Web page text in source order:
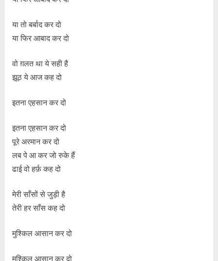
या तो बर्बाद कर दो
या फिर आबाद कर दो
वो ग़लत था ये सही है
झूठ ये आज कह दो
इतना एहसान कर दो
इतना एहसान कर दो
पूरे अरमान कर दो
लब पे आ कर जो रुके हैं
ढाई वो हर्फ़ कह दो
मेरी साँसों से जुड़ी है
तेरी हर साँस कह दो
मुश्किल आसान कर दो
मुश्किल आसान कर दो